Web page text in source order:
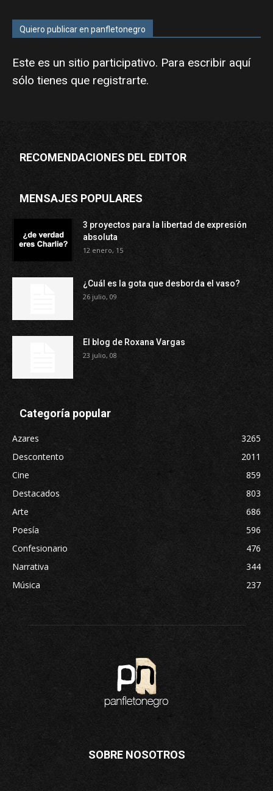
Quiero publicar en panfletonegro
Este es un sitio participativo. Para escribir aquí
sólo tienes que registrarte.
RECOMENDACIONES DEL EDITOR
MENSAJES POPULARES
3 proyectos para la libertad de expresión
absoluta
12 enero, 15
¿Cuál es la gota que desborda el vaso?
26 julio, 09
El blog de Roxana Vargas
23 julio, 08
Categoría popular
Azares
3265
Descontento
2011
Cine
859
Destacados
803
Arte
686
Poesía
596
Confesionario
476
Narrativa
344
Música
237
SOBRE NOSOTROS